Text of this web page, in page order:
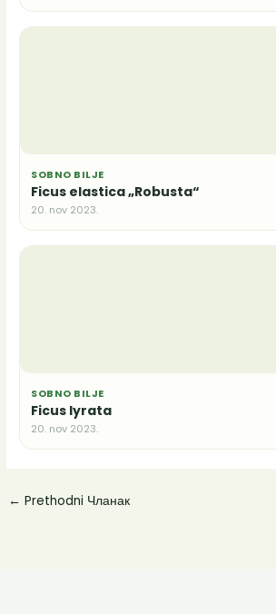
SOBNO BILJE
Ficus elastica „Robusta“
20. nov 2023.
SOBNO BILJE
Ficus lyrata
20. nov 2023.
← Prethodni Чланак